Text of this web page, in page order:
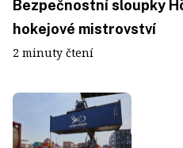
Bezpečnostní sloupky
hokejové mistrovství
2 minuty čtení